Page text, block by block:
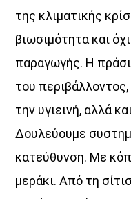
της κλιματικής
βιωσιμότητα και
παραγωγής. Η
του
την υγιεινή, αλλά
Δουλεύουμε
κατεύθυνση. Με
μεράκι. Από τη